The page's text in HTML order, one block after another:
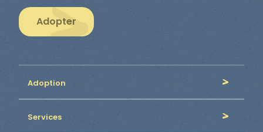
Adopter
Adoption
Services